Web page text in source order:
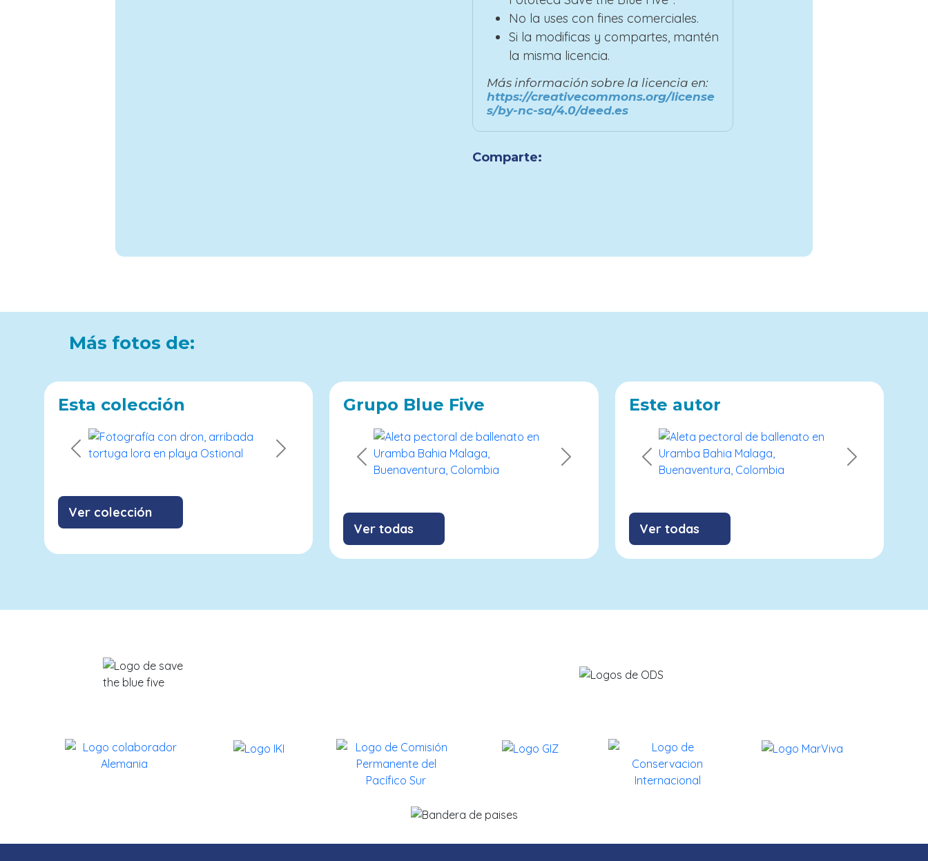
No la uses con fines comerciales.
Si la modificas y compartes, mantén
la misma licencia.
Más información sobre la licencia en:
https://creativecommons.org/license
s/by-nc-sa/4.0/deed.es
Comparte:
Más fotos de:
Esta colección
Previous Next
Ver colección
Grupo Blue Five
Previous Next
Ver todas
Este autor
Previous Next
Ver todas